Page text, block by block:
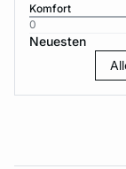
Komfort
0
Neuesten